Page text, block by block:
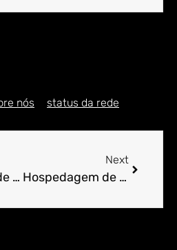
nós status da rede
Hospedagem de Sites para Engenheiro em Alto do Boi
Next
Hospedagem de Sites para Engenheiro em Alto do Bonfim